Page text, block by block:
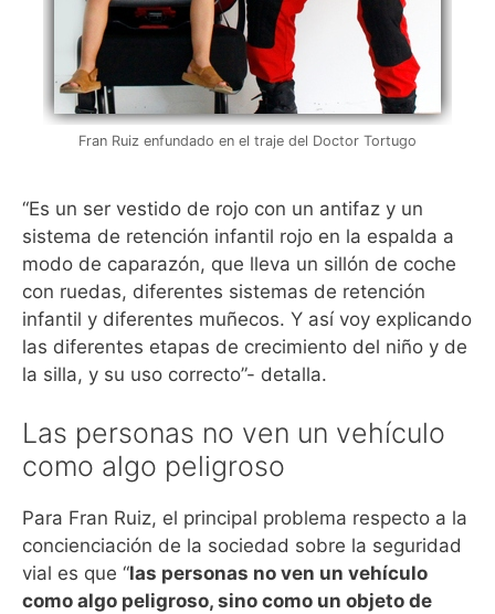
Fran Ruiz enfundado en el traje del Doctor Tortugo
“Es un ser vestido de rojo con un antifaz y un
sistema de retención infantil rojo en la espalda a
modo de caparazón, que lleva un sillón de coche
con ruedas, diferentes sistemas de retención
infantil y diferentes muñecos. Y así voy explicando
las diferentes etapas de crecimiento del niño y de
la silla, y su uso correcto”- detalla.
Las personas no ven un vehículo
como algo peligroso
Para Fran Ruiz, el principal problema respecto a la
concienciación de la sociedad sobre la seguridad
vial es que “las personas no ven un vehículo
como algo peligroso, sino como un objeto de